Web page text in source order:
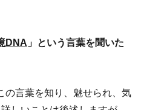
DNA 」という言葉を聞いた
の言葉を知り、魅せられ、気